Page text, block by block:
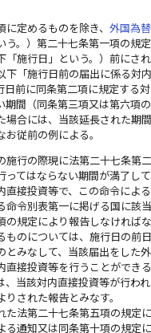
に定めるものを除き、外国為
う。）第二十七条第一項の規
「施行日」という。）前にさ
下「施行日前の届出に係る対
日前に同条第二項に規定する
期間（同条第三項又は第六項
場合には、当該延長された期
お従前の例による。
施行の際現に法第二十七条第
ってはならない期間が満了し
直接投資等で、この命令によ
命令別表第一に掲げる国に該
の規定により報告しなければ
ものについては、施行日の前
とみなして、当該届出をした
直接投資等を行うことができ
、当該対内直接投資等が行わ
された報告とみなす。
た法第二十七条第五項の規定
る通知又は同条第十項の規定